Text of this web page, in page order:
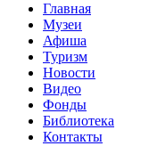
Главная
Музеи
Афиша
Туризм
Новости
Видео
Фонды
Библиотека
Контакты